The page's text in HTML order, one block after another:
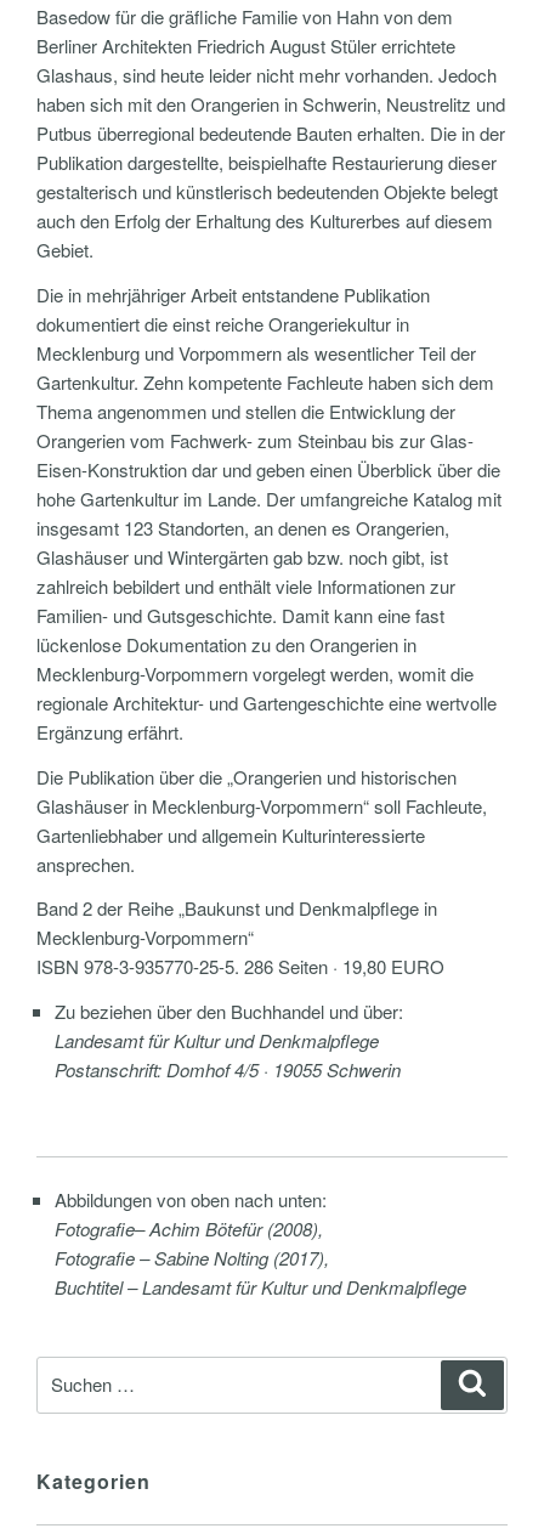
Basedow für die gräfliche Familie von Hahn von dem
Berliner Architekten Friedrich August Stüler errichtete
Glashaus, sind heute leider nicht mehr vorhanden. Jedoch
haben sich mit den Orangerien in Schwerin, Neustrelitz und
Putbus überregional bedeutende Bauten erhalten. Die in der
Publikation dargestellte, beispielhafte Restaurierung dieser
gestalterisch und künstlerisch bedeutenden Objekte belegt
auch den Erfolg der Erhaltung des Kulturerbes auf diesem
Gebiet.
Die in mehrjähriger Arbeit entstandene Publikation
dokumentiert die einst reiche Orangeriekultur in
Mecklenburg und Vorpommern als wesentlicher Teil der
Gartenkultur. Zehn kompetente Fachleute haben sich dem
Thema angenommen und stellen die Entwicklung der
Orangerien vom Fachwerk- zum Steinbau bis zur Glas-
Eisen-Konstruktion dar und geben einen Überblick über die
hohe Gartenkultur im Lande. Der umfangreiche Katalog mit
insgesamt 123 Standorten, an denen es Orangerien,
Glashäuser und Wintergärten gab bzw. noch gibt, ist
zahlreich bebildert und enthält viele Informationen zur
Familien- und Gutsgeschichte. Damit kann eine fast
lückenlose Dokumentation zu den Orangerien in
Mecklenburg-Vorpommern vorgelegt werden, womit die
regionale Architektur- und Gartengeschichte eine wertvolle
Ergänzung erfährt.
Die Publikation über die „Orangerien und historischen
Glashäuser in Mecklenburg-Vorpommern“ soll Fachleute,
Gartenliebhaber und allgemein Kulturinteressierte
ansprechen.
Band 2 der Reihe „Baukunst und Denkmalpflege in
Mecklenburg-Vorpommern“
ISBN 978-3-935770-25-5. 286 Seiten · 19,80 EURO
Zu beziehen über den Buchhandel und über:
Landesamt für Kultur und Denkmalpflege
Postanschrift: Domhof 4/5 · 19055 Schwerin
Abbildungen von oben nach unten:
Fotografie– Achim Bötefür (2008),
Fotografie – Sabine Nolting (2017),
Buchtitel – Landesamt für Kultur und Denkmalpflege
nach:
Kategorien